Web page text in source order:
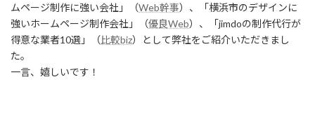
ムページ制作に強い会社」（Web幹事）、「横浜市のデザインに
強いホームページ制作会社」（優良Web）、「jimdoの制作代行が
得意な業者10選」（比較biz）として弊社をご紹介いただきまし
た。
一言、嬉しいです！